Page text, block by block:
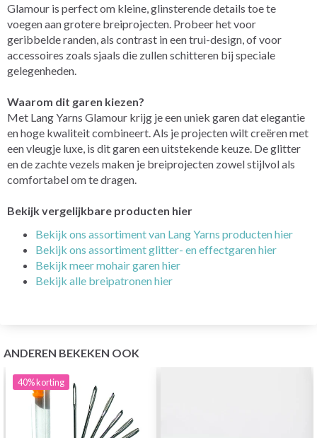
Glamour is perfect om kleine, glinsterende details toe te
voegen aan grotere breiprojecten. Probeer het voor
geribbelde randen, als contrast in een trui-design, of voor
accessoires zoals sjaals die zullen schitteren bij speciale
gelegenheden.
Waarom dit garen kiezen?
Met Lang Yarns Glamour krijg je een uniek garen dat elegantie
en hoge kwaliteit combineert. Als je projecten wilt creëren met
een vleugje luxe, is dit garen een uitstekende keuze. De glitter
en de zachte vezels maken je breiprojecten zowel stijlvol als
comfortabel om te dragen.
Bekijk vergelijkbare producten hier
Bekijk ons assortiment van Lang Yarns producten hier
Bekijk ons assortiment glitter- en effectgaren hier
Bekijk meer mohair garen hier
Bekijk alle breipatronen hier
ANDEREN BEKEKEN OOK
40%korting